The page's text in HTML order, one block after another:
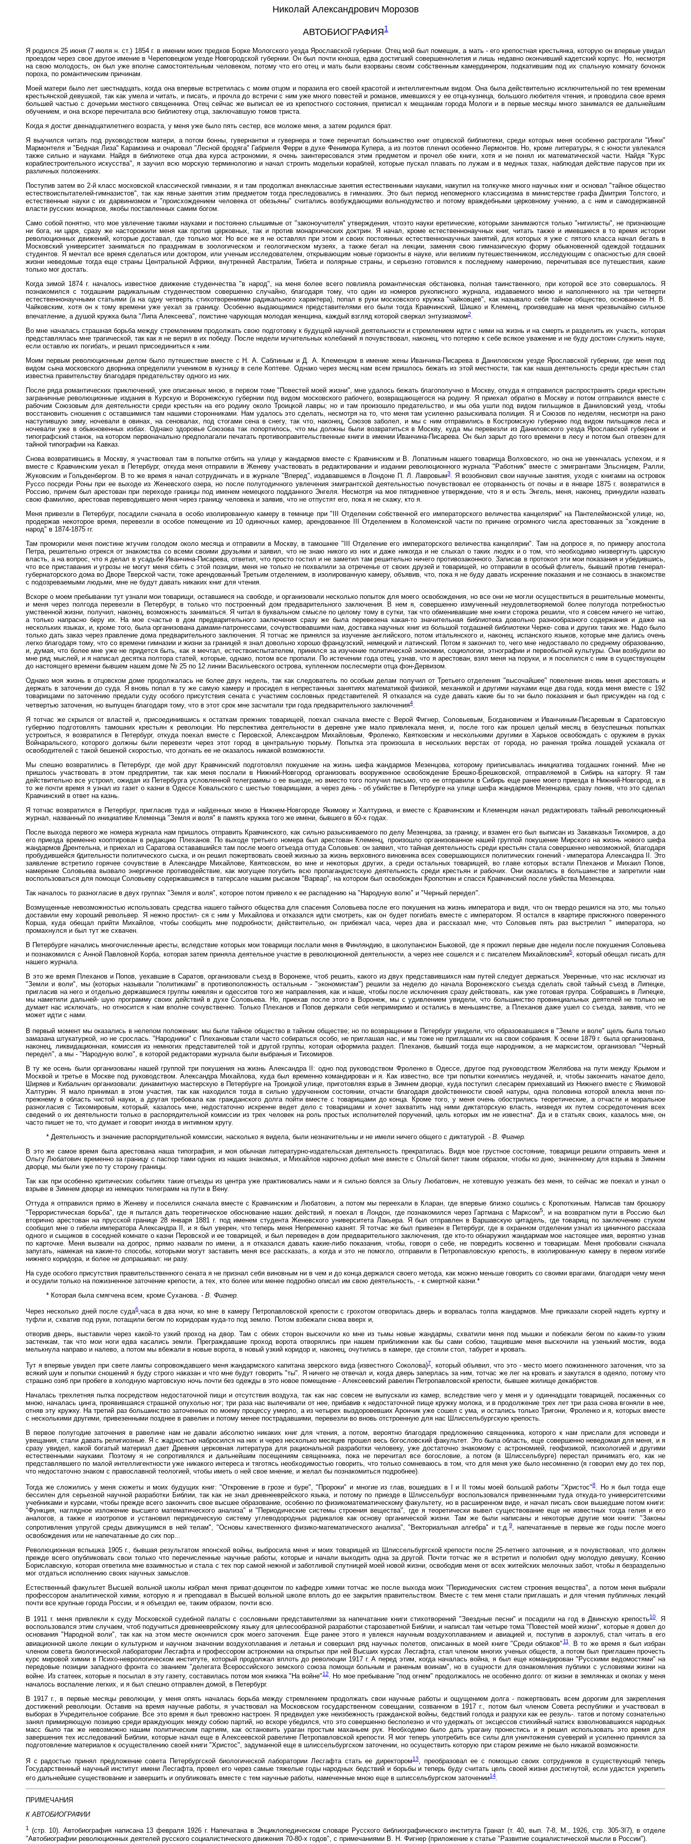
Николай Александрович Морозов
АВТОБИОГРАФИЯ1
Я родился 25 июня (7 июля н. ст.) 1854 г. в имении моих предков Борке Мологского уезда Ярославской губернии. Отец мой был помещик, а мать - его крепостная крестьянка, которую он впервые увидал
проездом через свое другое имение в Череповецком уезде Новгородской губернии. Он был почти юноша, едва достигший совершеннолетия и лишь недавно окончивший кадетский корпус. Но, несмотря
на свою молодость, он был уже вполне самостоятельным человеком, потому что его отец и мать были взорваны своим собственным камердинером, подкатившим под их спальную комнату бочонок
пороха, по романтическим причинам.
Моей матери было лет шестнадцать, когда она впервые встретилась с моим отцом и поразила его своей красотой и интеллигентным видом. Она была действительно исключительной по тем временам
крестьянской девушкой, так как умела и читать, и писать, и прочла до встречи с ним уже много повестей и романов, имевшихся у ее отца-кузнеца, большого любителя чтения, и проводила свое время
большей частью с дочерьми местного священника. Отец сейчас же выписал ее из крепостного состояния, приписал к мещанкам города Мологи и в первые месяцы много занимался ее дальнейшим
обучением, и она вскоре перечитала всю библиотеку отца, заключавшую томов триста.
Когда я достиг двенадцатилетнего возраста, у меня уже было пять сестер, все моложе меня, а затем родился брат.
Я выучился читать под руководством матери, а потом бонны, гувернантки и гувернера и тоже перечитал большинство книг отцовской библиотеки, среди которых меня особенно растрогали "Инки"
Мармонтеля и "Бедная Лиза" Карамзина и очаровал "Лесной бродяга" Габриеля Ферри в духе Фенимора Купера, а из поэтов пленил особенно Лермонтов. Но, кроме литературы, я с юности увлекался
также сильно и науками. Найдя в библиотеке отца два курса астрономии, я очень заинтересовался этим предметом и прочел обе книги, хотя и не понял их математической части. Найдя "Курс
кораблестроительного искусства", я заучил всю морскую терминологию и начал строить модельки кораблей, которые пускал плавать по лужам и в медных тазах, наблюдая действие парусов при их
различных положениях.
Поступив затем во 2-й класс московской классической гимназии, я и там продолжал внеклассные занятия естественными науками, накупил на толкучке много научных книг и основал "тайное общество
естествоиспытателей-гимназистов", так как явные занятия этим предметом тогда преследовались в гимназиях. Это был период непомерного классицизма в министерстве графа Дмитрия Толстого, и
естественные науки с их дарвинизмом и "происхождением человека от обезьяны" считались возбуждающими вольнодумство и потому враждебными церковному учению, а с ним и самодержавной
власти русских монархов, якобы поставленных самим богом.
Само собой понятно, что мое увлечение такими науками и постоянно слышимые от "законоучителя" утверждения, чтоэто науки еретические, которыми занимаются только "нигилисты", не признающие
ни бога, ни царя, сразу же насторожили меня как против церковных, так и против монархических доктрин. Я начал, кроме естественнонаучных книг, читать также и имевшиеся в то время истории
революционных движений, которые доставал, где только мог. Но все же я не оставлял при этом и своих постоянных естественнонаучных занятий, для которых я уже с пятого класса начал бегать в
Московский университет заниматься по праздникам в зоологическом и геологическом музеях, а также бегал на лекции, заменяя свою гимназическую форму обыкновенной одеждой тогдашних
студентов. Я мечтал все время сделаться или доктором, или ученым исследователем, открывающим новые горизонты в науке, или великим путешественником, исследующим с опасностью для своей
жизни неведомые тогда еще страны Центральной Африки, внутренней Австралии, Тибета и полярные страны, и серьезно готовился к последнему намерению, перечитывая все путешествия, какие
только мог достать.
Когда зимой 1874 г. началось известное движение студенчества "в народ", на меня более всего повлияла романтическая обстановка, полная таинственного, при которой все это совершалось. Я
познакомился с тогдашним радикальным студенчеством совершенно случайно, благодаря тому, что один из номеров рукописного журнала, издаваемого мною и наполненного на три четверти
естественнонаучными статьями (а на одну четверть стихотворениями радикального характера), попал в руки московского кружка "чайковцев", как называло себя тайное общество, основанное Н. В.
Чайковским, хотя он к тому времени уже уехал за границу. Особенно выдающимися представителями его были тогда Кравчинский, Шишко и Клеменц, произведшие на меня чрезвычайно сильное
впечатление, а душой кружка была "Липа Алексеева", поистине чарующая молодая женщина, каждый взгляд которой сверкал энтузиазмом2.
Во мне началась страшная борьба между стремлением продолжать свою подготовку к будущей научной деятельности и стремлением идти с ними на жизнь и на смерть и разделить их участь, которая
представлялась мне трагической, так как я не верил в их победу. После недели мучительных колебаний я почувствовал, наконец, что потеряю к себе всякое уважение и не буду достоин служить науке,
если оставлю их погибать, и решил присоединиться к ним.
Моим первым революционным делом было путешествие вместе с Н. А. Саблиным и Д. А. Клеменцом в имение жены Иванчина-Писарева в Даниловском уезде Ярославской губернии, где меня под
видом сына московского дворника определили учеником в кузницу в селе Коптеве. Однако через месяц нам всем пришлось бежать из этой местности, так как наша деятельность среди крестьян стал
известна правительству благодаря предательству одного из них.
После ряда романтических приключений, уже описанных мною, в первом томе "Повестей моей жизни", мне удалось бежать благополучно в Москву, откуда я отправился распространять среди крестьян
заграничные революционные издания в Курскую и Воронежскую губернии под видом московского рабочего, возвращающегося на родину. Я приехал обратно в Москву и потом отправился вместе с
рабочим Союзовым для деятельности среди крестьян на его родину около Троицкой лавры; но и там произошло предательство, и мы оба ушли под видом пильщиков в Даниловский уезд, чтобы
восстановить сношения с оставшимися там нашими сторонниками. Нам удалось это сделать, несмотря на то, что меня там усиленно разыскивала полиция. Я и Союзов по неделям, несмотря на рано
наступившую зиму, ночевали в овинах, на сеновалах, под стогами сена в снегу, так что, наконец, Союзов заболел, и мы с ним отправились в Костромскую губернию под видом пильщиков леса и
ночевали уже в обыкновенных избах. Однако здоровье Союзова так попортилось, что мы должны были возвратиться в Москву, куда мы перевезли из Даниловского уезда Ярославской губернии и
типографский станок, на котором первоначально предполагали печатать противоправительственные книги в имении Иванчина-Писарева. Он был зарыт до того времени в лесу и потом был отвезен для
тайной типографии на Кавказ.
Снова возвратившись в Москву, я участвовал там в попытке отбить на улице у жандармов вместе с Кравчинским и В. Лопатиным нашего товарища Волховского, но она не увенчалась успехом, и я
вместе с Кравчинским уехал в Петербург, откуда меня отправили в Женеву участвовать в редактировании и издании революционного журнала "Работник" вместе с эмигрантами Эльсницем, Ралли,
Жуковским и Гольденбергом. В то же время я начал сотрудничать и в журнале "Вперед", издававшемся в Лондоне П. Л. Лавровым3. Я возобновил свои научные занятия, уходя с книгами на островок
Руссо посреди Роны при ее выходе из Женевского озера, но после полугодичного увлечения эмигрантской деятельностью почувствовал ее оторванность oт почвы и в январе 1875 г. возвратился в
Россию, причем был арестован при переходе границы под именем немецкого подданного Энгеля. Несмотря на мое пятидневное утверждение, что я и есть Энгель, меня, наконец, принудили назвать
свою фамилию, арестовав переводившего меня через границу человека и заявив, что не отпустят его, пока я не скажу, кто я.
Меня привезли в Петербург, посадили сначала в особо изолированную камеру в темнице при "III Отделении собственной его императорского величества канцелярии" на Пантелеймонской улице, но,
продержав некоторое время, перевезли в особое помещение из 10 одиночных камер, арендованное III Отделением в Коломенской части по причине огромного числа арестованных за "хождение в
народ" в 1874-1875 гг.
Там проморили меня поистине жгучим голодом около месяца и отправили в Москву, в тамошнее "III Отделение его императорского величества канцелярии". Там на допросе я, по примеру апостола
Петра, решительно отрекся от знакомства со всеми своими друзьями и заявил, что не знаю никого из них и даже никогда и не слыхал о таких людях и о том, что необходимо низвергнуть царскую
власть, а на вопрос, что я делал в усадьбе Иванчина-Писарева, ответил, что просто гостил и не заметил там решительно ничего противозаконного. Записав в протокол эти мои показания и убедившись,
что все приставания и угрозы не могут меня сбить с этой позиции, меня не только не похвалили за отреченье от своих друзей и товарищей, но отправили в особый флигель, бывший против генерал-
губернаторского дома во Дворе Тверской части, тоже арендованный Третьим отделением, в изолированную камеру, объявив, что, пока я не буду давать искренние показания и не сознаюсь в знакомстве
с подозреваемыми людьми, мне не будут давать никаких книг для чтения.
Вскоре о моем пребывании тут узнали мои товарищи, оставшиеся на свободе, и организовали несколько попыток для моего освобождения, но все они не могли осуществиться в решительные моменты,
и меня через полгода перевезли в Петербург, в только что построенный дом предварительного заключения. В нем я, совершенно измученный неудовлетворяемой более полугода потребностью
умственной жизни, получил, наконец, возможность заниматься. Я читал в буквальном смысле по целому тому в сутки, так что обменивавшие мне книги сторожа решили, что я совсем ничего не читаю,
а только напрасно беру их. На мое счастье в дом предварительного заключения сразу же была перевезена какая-то значительная библиотека довольно разнообразного содержания и даже на
нескольких языках, и, кроме того, была организована дамами-патронессами, сочувствовавшими нам, доставка научных книг из большой тогдашней библиотеки Черке- сова и других таких же. Надо было
только дать заказ через правление дома предварительного заключения. Я тотчас же принялся за изучение английского, потом итальянского и, наконец, испанского языков, которые мне дались очень
легко благодаря тому, что со времени гимназии и жизни за границей я знал довольно хорошо французский, немецкий и латинский. Потом я закончил то, чего мне недоставало по среднему образованию,
и, думая, что более мне уже не придется быть, как я мечтал, естествоиспытателем, принялся за изучение политической экономии, социологии, этнографии и первобытной культуры. Они возбудили во
мне ряд мыслей, и я написал десятка полтора статей, которые, однако, потом все пропали. По истечении года отец, узнав, что я арестован, взял меня на поруки, и я поселился с ним в существующем
до настоящего времени бывшем нашем доме № 25 по 12 линии Васильевского острова, купленном послесмерти отца фон-Дервизом.
Однако моя жизнь в отцовском доме продолжалась не более двух недель, так как следователь по особым делам получил от Третьего отделения "высочайшее" повеление вновь меня apeстовать и
держать в заточении до суда. Я вновь попал в ту же самую камеру и просидел в непрестанных занятиях математикой физикой, механикой и другими науками еще два года, когда меня вместе с 192
товарищами по заточению предали суду особого присутствия сената с участием сословных представителей. Я отказался на суде давать какие бы то ни было показания и был присужден на год с
четвертью заточения, но выпущен благодаря тому, что в этот срок мне засчитали три года предварительного заключения4
Я тотчас же скрылся от властей и, присоединившись к остаткам прежних товарищей, поехал сначала вместе с Верой Фигнер, Соловьевым, Богдановичем и Иванчиным-Писаревым в Саратовскую
губернию подготовлять тамошних крестьян к революции. Но перспектива деятельности в деревне уже мало привлекала меня, и, после того как прошел целый месяц в безуспешных попытках
устроиться, я возвратился в Петербург, откуда поехал вместе с Перовской, Александром Михайловым, Фроленко, Квятковским и несколькими другими в Харьков освобождать с оружием в руках
Войнаральского, которого должны были перевезти через этот город в центральную тюрьму. Попытка эта произошла в нескольких верстах от города, но раненая тройка лошадей ускакала от
освободителей с такой бешеной скоростью, что догнать ее не оказалось никакой возможности.
Мы спешно возвратились в Петербург, где мой друг Кравчинский подготовлял покушение на жизнь шефа жандармов Мезенцова, которому приписывалась инициатива тогдашних гонений. Мне не
пришлось участвовать в этом предприятии, так как меня послали в Нижний-Новгород организовать вооруженное освобождение Брешко-Брешковской, отправляемой в Сибирь на каторгу. Я там
действительно все устроил, ожидая из Петербурга условленной телеграммы о ее выезде, но вместо того получил письмо, что ее отправили в Сибирь еще ранее моего приезда в Нижний-Новгород, и в
то же почти время я узнал из газет о казни в Одессе Ковальского с шестью товарищами, а через день - об убийстве в Петербурге на улице шефа жандармов Мезенцова, сразу поняв, что это сделал
Кравчинский в ответ на казнь.
Я тотчас возвратился в Петербург, пригласив туда и найденных мною в Нижнем-Новгороде Якимову и Халтурина, и вместе с Кравчинским и Клеменцом начал редактировать тайный революционный
журнал, названный по инициативе Клеменца "Земля и воля" в память кружка того же имени, бывшего в 60-х годах.
После выхода первого же номера журнала нам пришлось отправить Кравчинского, как сильно разыскиваемого по делу Мезенцова, за границу, и взамен его был выписан из Закавказья Тихомиров, а до
его приезда временно кооптирован в редакцию Плеханов. По выходе третьего номера был арестован Клеменц, произошло организованное нашей группой покушение Мирского на жизнь нового шефа
жандармов Дрентельна, и приехал из Саратова остававшийся там после моего отъезда оттуда Соловьев: он заявил, что тайная деятельность среди крестьян стала совершенно невозможной, благодаря
пробудившейся бдительности политического сыска, и он решил пожертвовать своей жизнью за жизнь верховного виновника всех совершающихся политических гонений - императора Александра II. Это
заявление встретило горячее сочувствие в Александре Михайлове, Квятковском, во мне и некоторых других, а среди остальных товарищей, во главе которых встали Плеханов и Михаил Попов,
намерение Соловьева вызвало энергичное противодействие, как могущее погубить всю пропагандистскую деятельность среди крестьян и рабочих. Они оказались в большинстве и запретили нам
воспользоваться для помощи Соловьеву содержавшимся в татерсале нашим рысаком "Варвар", на котором был освобожден Кропоткин и спасся Кравчинский после убийства Мезенцова.
Так началось то разногласие в двух группах "Земля и воля", которое потом привело к ее распадению на "Народную волю" и "Черный передел".
Возмущенные невозможностью использовать средства нашего тайного общества для спасения Соловьева после его покушения на жизнь императора и видя, что он твердо решился на это, мы только
доставили ему хороший револьвер. Я нежно простил- ся с ним у Михайлова и отказался идти смотреть, как он будет погибать вместе с императором. Я остался в квартире присяжного поверенного
Корша, куда обещал прийти Михайлов, чтобы сообщить мне подробности; действительно, он прибежал часа, через два и рассказал мне, что Соловьев пять раз выстрелил " императора, но
промахнулся и был тут же схвачен.
В Петербурге начались многочисленные аресты, вследствие которых мои товарищи послали меня в Финляндию, в школупансион Быковой, где я прожил первые две недели после покушения Соловьева
и познакомился с Анной Павловной Корба, которая затем приняла деятельное участие в революционной деятельности, а через нее сошелся и с писателем Михайловским5, который обещал писать для
нашего журнала.
В это же время Плеханов и Попов, уехавшие в Саратов, организовали съезд в Воронеже, чтоб решить, какого из двух представившихся нам путей следует держаться. Уверенные, что нас исключат из
"Земли и воли", мы (которых называли "политиками" в противоположность остальным - "экономистам") решили за неделю до начала Воронежского съезда сделать свой тайный съезд в Липецке,
пригласив на него и отдельно державшиеся группы киевлян и одесситов того же направления, как и наше, чтобы после исключения сразу действовать, как уже готовая групра. Собравшись в Липецке,
мы наметили дальней- шую программу своих действий в духе Соловьева. Но, приехав после этого в Воронеж, мы с удивлением увидели, что большинство провинциальных деятелей не только не
думает нас исключать, но относится к нам вполне сочувственно. Только Плеханов и Попов держали себя непримиримо и остались в меньшинстве, а Плеханов даже ушел со съезда, заявив, что не
может идти с нами:
В первый момент мы оказались в нелепом положении: мы были тайное общество в тайном обществе; но по возвращении в Петербург увидели, что образовавшаяся в "Земле и воле" щель была только
замазана штукатуркой, но не срослась. "Народники" с Плехановым стали часто собираться особо, не приглашая нас, и мы тоже не приглашали их на свои собрания. К осени 1879 г. была организована,
наконец, ликвидационная, комиссия из немногих представителей той и другой группы, которая оформила раздел. Плеханов, бывший тогда еще народником, а не марксистом, организовал "Черный
передел", а мы - "Народную волю", в которой редакторами журнала были выбраныя и Тихомиров.
В ту же осень были организованы нашей группой три покушения на жизнь Александра II: одно под руководством Фроленко в Одессе, другое под руководством Желябова на пути между Крымом и
Москвой и третье в Москве под руководством. Александра Михайлова, куда был временно командирован и я. Как известно, все три попытки кончились неудачей, и, чтобы закончить начатое дело,
Ширяев и Кибальчич организовали: динамитную мастерскую в Петербурге на Троицкой улице, приготовляя взрыв в Зимнем дворце, куда поступил слесарем приехавший из Нижнего вместе с Якимовой
Халтурин. Я мало принимал в этом участия, так как находился тогда в сильно удрученном состоянии, отчасти благодаря двойственности своей натуры, одна половина которой влекла меня по-
прежнему в область чистой науки, а другая требовала как гражданского долга пойти вместе с товарищами до конца. Кроме того, у меня очень обострились теоретические, а отчасти и моральное
разногласия с Тихомировым, который, казалось мне, недостаточно искренне ведет дело с товарищами и хочет захватить над ними диктаторскую власть, низведя их путем сосредоточения всех
сведений о их деятельности только в распорядительной комиссии из трех человек на роль простых исполнителей поручений, цель которых им не известна*. Да и в статьях своих, казалось мне, он
часто пишет не то, что думает и говорит иногда в интимном кругу.
* Деятельность и значение распорядительной комиссии, насколько я видела, были незначительны и не имели ничего общего с диктатурой . - В. Фигнер.
В это же самое время была арестована наша типография, и моя обычная литературно-издательская деятельность прекратилась. Видя мое грустное состояние, товарищи решили отправить меня и
Ольгу Любатович временно за границу с паспор тами одних из наших знакомых, и Михайлов нарочно добыл мне вместе с Ольгой билет таким образом, чтобы ко дню, значенному для взрыва в Зимнем
дворце, мы были уже по ту сторону границы.
Так как при особенно критических событиях такие отъезды из центра уже практиковались нами и я сильно боялся за Ольгу Любатович, не хотевшую уезжать без меня, то сейчас же поехал и узнал о
взрыве в Зимнем дворце из немецких телеграмм на пути в Вену.
Оттуда я отправился прямо в Женеву и поселился сначала вместе с Кравчинским и Любатович, а потом мы переехали в Кларан, где впервые близко сошлись с Кропоткиным. Написав там брошюру
"Террористическая борьба", где я пытался дать теоретическое обоснование наших действий, я поехал в Лондон, где познакомился через Гартмана с Марксом5, и на возвратном пути в Россию был
вторично арестован на прусской границе 28 января 1881 г. под именем студента Женевского университета Лакьера. Я был отправлен в Варшавскую цитадель, где товарищ по заключению стуком
сообщил мне о гибели императора Александра II, и я был уверен, что теперь меня Heпременно казнят. Я тотчас же был привезен в Петербург, где в охранном отделении узнал из циничного рассказа
одного и сыщиков в соседней комнате о казни Перовской и ее товарищей, и был переведен в дом предварительного заключения, где кто-то обнаружил жандармам мое настоящее имя, вероятно узнав
по карточке. Меня вызвали на допрос, прямо назвали по имени, а я отказался давать какие-либо показания, чтобы, говоря о себе, не повредить косвенно и товарищам. Меня пробовали сначала
запугать, намекая на какие-то способы, которыми могут заставить меня все рассказать, а когда и это не помогло, отправили в Петропавловскую крепость, в изолированную камеру в первом изгибе
нижнего коридора, и более не допрашивал: ни разу.
На суде особого присутствия правительственного сената я не признал себя виновным ни в чем и до конца держался своего метода, как можно меньше говорить со своими врагами, благодаря чему меня
и осудили только на пожизненное заточение крепости, а тех, кто более или менее подробно описал им свою деятельность, - к смертной казни.*
* Которая была смягчена всем, кроме Суханова. - В. Фигнер.
Через несколько дней после суда6,часа в два ночи, ко мне в камеру Петропавловской крепости с грохотом отворилась дверь и ворвалась толпа жандармов. Мне приказали скорей надеть куртку и
туфли и, схватив под руки, потащили бегом по коридорам куда-то под землю. Потом взбежали снова вверх и,
отворив дверь, выставили через какой-то узкий проход на двор. Там с обеих сторон выскочили ко мне из тьмы новые жандармы, схватили меня под мышки и побежали бегом по каким-то узким
застенкам, так что мои ноги едва касались земли. Преграждавшие проход ворота отворялись при нашем приближении как бы сами собою, тащившие меня выскочили на узенький мостик, вода
мелькнула направо и налево, а потом мы вбежали в новые ворота, в новый узкий коридор и, наконец, очутились в камере, где стояли стол, табурет и кровать.
Тут я впервые увидел при свете лампы сопровождавшего меня жандармского капитана зверского вида (известного Соколова)7
, который объявил, что это - место моего пожизненного заточения, что за
всякий шум и попытки сношений я буду строго наказан и что мне будут говорить "ты". Я ничего не отвечал и, когда дверь заперлась за ним, тотчас же лег на кровать и закутался в одеяло, потому что
страшно озяб при пробеге в холодную мартовскую ночь почти без одежды в это новое помещение - Алексеевский равелин Петропавловской крепости, бывшее жилище декабристов.
Началась трехлетняя пытка посредством недостаточной пищи и отсутствия воздуха, так как нас совсем не выпускали из камер, вследствие чего у меня и у одиннадцати товарищей, посаженных со
мною, началась цинга, проявившаяся страшной опухолью ног; три раза нас вылечивали от нее, прибавив к недостаточной пище кружку молока, и в продолжение трех лет три раза снова вгоняли в нее,
отняв эту кружку. На третий раз большинство заточенных по моему процессу умерло, а из четырех выздоровевших Арончик уже сошел с ума, и остались только Тригони, Фроленко и я, которых вместе
с несколькими другими, привезенными позднее в равелин и потому менее пострадавшими, перевезли во вновь отстроенную для нас Шлиссельбургскую крепость.
В первое полугодие заточения в равелине нам не давали абсолютно никаких книг для чтения, а потом, вероятно благодаря предложению священника, которого к нам прислали для исповеди и
увещания, стали давать религиозные. Я с жадностью набросился на них и через несколько месяцев прошел весь богословский факультет. Это была область, еще совершенно неведомая для меня, и я
сразу увидел, какой богатый материал дает Древняя церковная литература для рациональной разработки человеку, уже достаточно знакомому с астрономией, геофизикой, психологией и другими
естественными науками. Поэтому я не сопротивлялся и дальнейшим посещениям священника, пока не перечитал все богословие, а потом (в Шлиссельбурге) перестал принимать его, как не
представлявшего по малой интеллигентности уже никакого интереса и тяготясь необходимостью говорить, что только сомневаюсь в том, что для меня уже было несомненно (я говорил ему до тех пор,
что недостаточно знаком с православной теологией, чтобы иметь о ней свое мнение, и желал бы познакомиться подробнее).
Тогда же сложились у меня сюжеты и моих будущих книг: "Откровение в грозе и буре", "Пророки" и многие из глав, вошедших в I и II томы моей большой работы "Христос"8. Но я был тогда еще
бессилен для серьезной научной разработки Библии, так как не знал древнееврейского языка, и потому по приезде в Шлиссельбург воспользовался привезенными туда откуда-то университетскими
учебниками и курсами, чтобы прежде всего закончить свое высшее образование, особенно по физикоматематическому факультету, но в расширенном виде, и начал писать свои вышедшие потом книги:
"Функция, наглядное изложение высшего математического анализа" и "Периодические системы строения вещества", где я теоретически вывел существование еще не известных тогда гелия и его
аналогов, а также и изотропов и установил периодическую систему углеводородных радикалов как основу органической жизни. Там же были написаны и некоторые другие мои книги: "Законы
сопротивления упругой среды движущимся в ней телам", "Основы качественного физико-математического анализа", "Векториальная алгебра" и т.д.9, напечатанные в первые же годы после моего
освобождения или не напечатанные до сих пор...
Революционная вспышка 1905 г., бывшая результатом японской войны, выбросила меня и моих товарищей из Шлиссельбургской крепости после 25-летнего заточения, и я почувствовал, что должен
прежде всего опубликовать свои только что перечисленные научные работы, которые и начали выходить одна за другой. Почти тотчас же я встретил и полюбил одну молодую девушку, Ксению
Бориславскую, которая ответила мне взаимностью и стала с тех пор самой нежной и заботливой спутницей моей новой жизни, освободив меня от всех житейских мелочных забот, чтобы я безраздельно
мог отдаться исполнению своих научных замыслов.
Естественный факультет Высшей вольной школы избрал меня приват-доцентом по кафедре химии тотчас же после выхода моих "Периодических систем строения вещества", а потом меня выбрали
профессором аналитической химии, которую я и преподавал в Высшей вольной школе вплоть до ее закрытия правительством. Вместе с тем меня стали приглашать и для чтения публичных лекций
почти все крупные города России, и я объездил ее, таким образом, почти всю.
В 1911 г. меня привлекли к суду Московской судебной палаты с сословными представителями за напечатание книги стихотворений "Звездные песни" и посадили на год в Двинскую крепость10. Я
воспользовался этим случаем, чтоб подучиться древнееврейскому языку для целесообразной разработки старозаветной Библии, и написал там четыре тома "Повестей моей жизни", которые я довел до
основания "Народной воли", так как на этом месте окончился срок моего заточения. Еще ранее этого я увлекся научным воздухоплаванием и авиацией и, поступив в аэроклуб, стал читать в его
авиационной школе лекции о культурном и научном значении воздухоплавания и летанья и совершил ряд научных полетов, описанных в моей книге "Среди облаков"11. В то же время я был избран
членом совета биологической лаборатории Лесгафта и профессором астрономии на открытых при ней Высших курсах Лесгафта, стал членом многих ученых обществ, а потом был приглашен прочесть
курс мировой химии в Психо-неврологическом институте, который продолжал вплоть до революции 1917 г. А перед этим, когда началась война, я был еще командирован "Русскими ведомостями" на
передовые позиции западного фронта со званием "делегата Всероссийского земского союза помощи больным и раненым воинам", но в сущности для ознакомления публики с условиями жизни на
войне. Из статеек, которые я посылал в эту газету, составилась потом моя книжка "На войне"12. Но мое пребывание "под огнем" продолжалось не особенно долго: от жизни в землянках и окопах у меня
началось воспаление легких, и я был спешно отправлен домой, в Петербург.
В 1917 г., в первые месяцы революции, у меня опять началась борьба между стремлением продолжать свои научные работы и ощущением долга - пожертвовать всем дорогим для закрепления
достижений революции. Оставив на время научные работы, я участвовал на Московском государственном совещании, созванном в 1917 г., потом был членом Совета республики и участвовал в
выборах в Учредительное собрание. Все это время я был тревожно настроен. Я предвидел уже неизбежность гражданской войны, бедствий голода и разрухи как ее резуль-. татов и потому сознательно
занял примиряющую позицию среди враждующих между собою партий, но вскоре убедился, что это совершенно бесполезно и что удержать от эксцессов стихийный натиск взволновавшихся народных
масс было так же невозможно нашим политическим партиям, как остановить ураган простым маханьем рук. Необходимо было дать урагану пронестись и я решил использовать это время для
завершения тех исследований Библии, которые начал еще в Алексеевской равелине Петропавловской крепости. Я мог теперь употребить все силы для уничтожения суеверий и усиленно принялся за
подготовление материалов к осуществлению своей книги "Христос", задуманной еще в шлиссельбургском заточении, но осуществить которую при старом режиме не было никакой возможности.
Я с радостью принял предложение совета Петербургской биологической лаборатории Лесгафта стать ее директором13
, преобразовал ее с помощью своих сотрудников в существующий теперь
Государственный научный институт имени Лесгафта, провел его через самые тяжелые годы народных бедствий и борьбы и теперь буду считать цель своей жизни достигнутой, если удастся укрепить
его дальнейшее существование и завершить и опубликовать вместе с тем научные работы, намеченные мною еще в шлиссельбургском заточении14.
ПРИМЕЧАНИЯ
К АВТОБИОГРАФИИ
1
(стр. 10). Автобиография написана 13 февраля 1926 г. Напечатана в Энциклопедическом словаре Русского библиографического института Гранат (т. 40, вып. 7-8, М., 1926, стр. 305-3I7), в отделе
"Автобиографии революционных деятелей русского социалистического движения 70-80-х годов", с примечаниями В. Н. Фигнер (приложение к статье "Развитие социалистической мысли в России").